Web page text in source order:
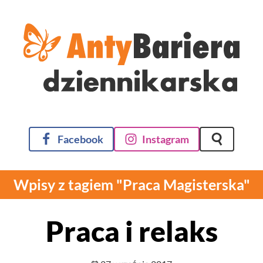
Facebook
Instagram Szukaj na
Wpisy z tagiem "Praca Magisterska"
Praca i relaks